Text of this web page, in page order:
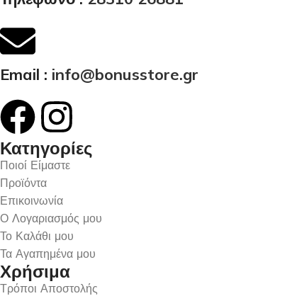
Email : info@bonusstore.gr
Κατηγορίες
Ποιοί Είμαστε
Προϊόντα
Επικοινωνία
Ο Λογαριασμός μου
Το Καλάθι μου
Τα Αγαπημένα μου
Χρήσιμα
Τρόποι Αποστολής